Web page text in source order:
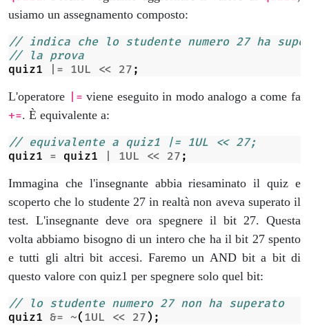
usiamo un assegnamento composto:
// indica che lo studente numero 27 ha
// la prova
quiz1
|= 1UL << 27 ;
L'operatore
|= viene eseguito in modo analogo a come fa
+=. È equivalente a:
// equivalente a quiz1 |= 1UL << 27;
quiz1 = quiz1 1UL << 27 ;
Immagina che l'insegnante abbia riesaminato il quiz e
scoperto che lo studente 27 in realtà non aveva superato il
test. L'insegnante deve ora spegnere il bit 27. Questa
volta abbiamo bisogno di un intero che ha il bit 27 spento
e tutti gli altri bit accesi. Faremo un AND bit a bit di
questo valore con quiz1 per spegnere solo quel bit:
// lo studente numero 27 non ha superato
quiz1 &= ~( 1UL << 27 );